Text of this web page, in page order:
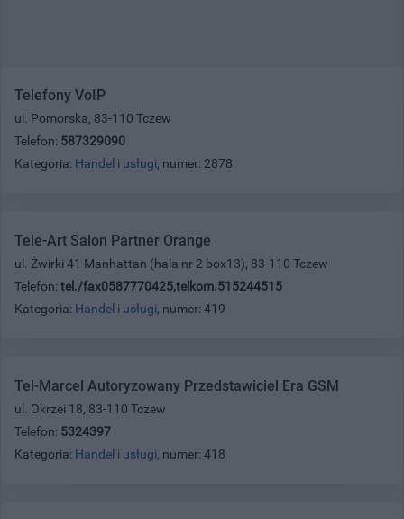
Telefony VoIP
ul. Pomorska, 83-110 Tczew
Telefon: 587329090
Kategoria: Handel i usługi, numer: 2878
Tele-Art Salon Partner Orange
ul. Żwirki 41 Manhattan (hala nr 2 box13), 83-110 Tczew
Telefon: tel./fax0587770425,telkom.515244515
Kategoria: Handel i usługi, numer: 419
Tel-Marcel Autoryzowany Przedstawiciel Era GSM
ul. Okrzei 18, 83-110 Tczew
Telefon: 5324397
Kategoria: Handel i usługi, numer: 418